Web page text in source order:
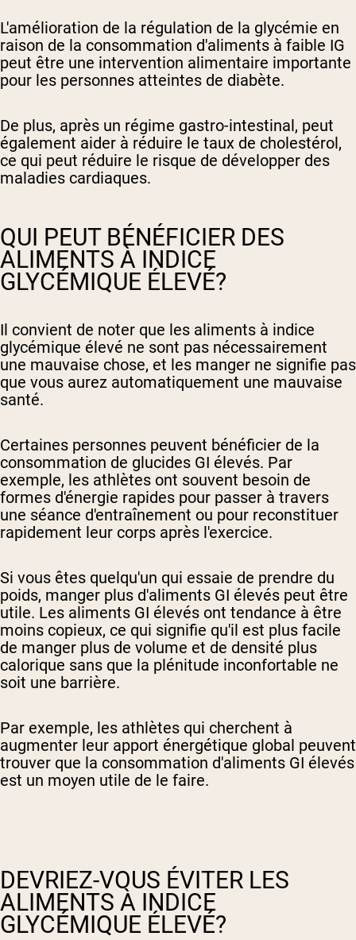
L'amélioration de la régulation de la glycémie en
raison de la consommation d'aliments à faible IG
peut être une intervention alimentaire importante
pour les personnes atteintes de diabète.
De plus, après un régime gastro-intestinal, peut
également aider à réduire le taux de cholestérol,
ce qui peut réduire le risque de développer des
maladies cardiaques.
QUI PEUT BÉNÉFICIER DES
ALIMENTS À INDICE
GLYCÉMIQUE ÉLEVÉ?
Il convient de noter que les aliments à indice
glycémique élevé ne sont pas nécessairement
une mauvaise chose, et les manger ne signifie pas
que vous aurez automatiquement une mauvaise
santé.
Certaines personnes peuvent bénéficier de la
consommation de glucides GI élevés. Par
exemple, les athlètes ont souvent besoin de
formes d'énergie rapides pour passer à travers
une séance d'entraînement ou pour reconstituer
rapidement leur corps après l'exercice.
Si vous êtes quelqu'un qui essaie de prendre du
poids, manger plus d'aliments GI élevés peut être
utile. Les aliments GI élevés ont tendance à être
moins copieux, ce qui signifie qu'il est plus facile
de manger plus de volume et de densité plus
calorique sans que la plénitude inconfortable ne
soit une barrière.
Par exemple, les athlètes qui cherchent à
augmenter leur apport énergétique global peuvent
trouver que la consommation d'aliments GI élevés
est un moyen utile de le faire.
DEVRIEZ-VOUS ÉVITER LES
ALIMENTS À INDICE
GLYCÉMIQUE ÉLEVÉ?